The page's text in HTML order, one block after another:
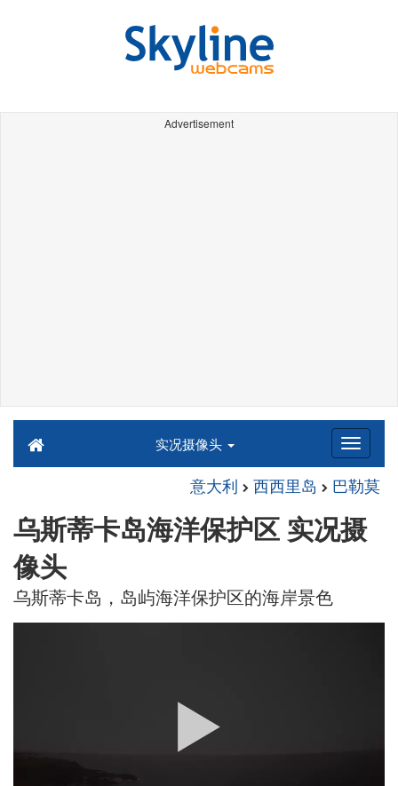
Advertisement
实况摄像头
意大利 西西里岛 巴勒莫
乌斯蒂卡岛海洋保护区 实况摄
像头
乌斯蒂卡岛，岛屿海洋保护区的海岸景色